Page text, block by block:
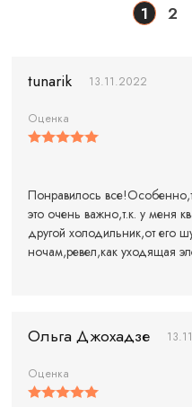
1 2
tunarik 13.11.2022
Оценка
Понравилось
это очень важно,т.к. у меня
другой холодильник,от его
ночам,ревел,как уходящая
Ольга Джохадзе
Оценка